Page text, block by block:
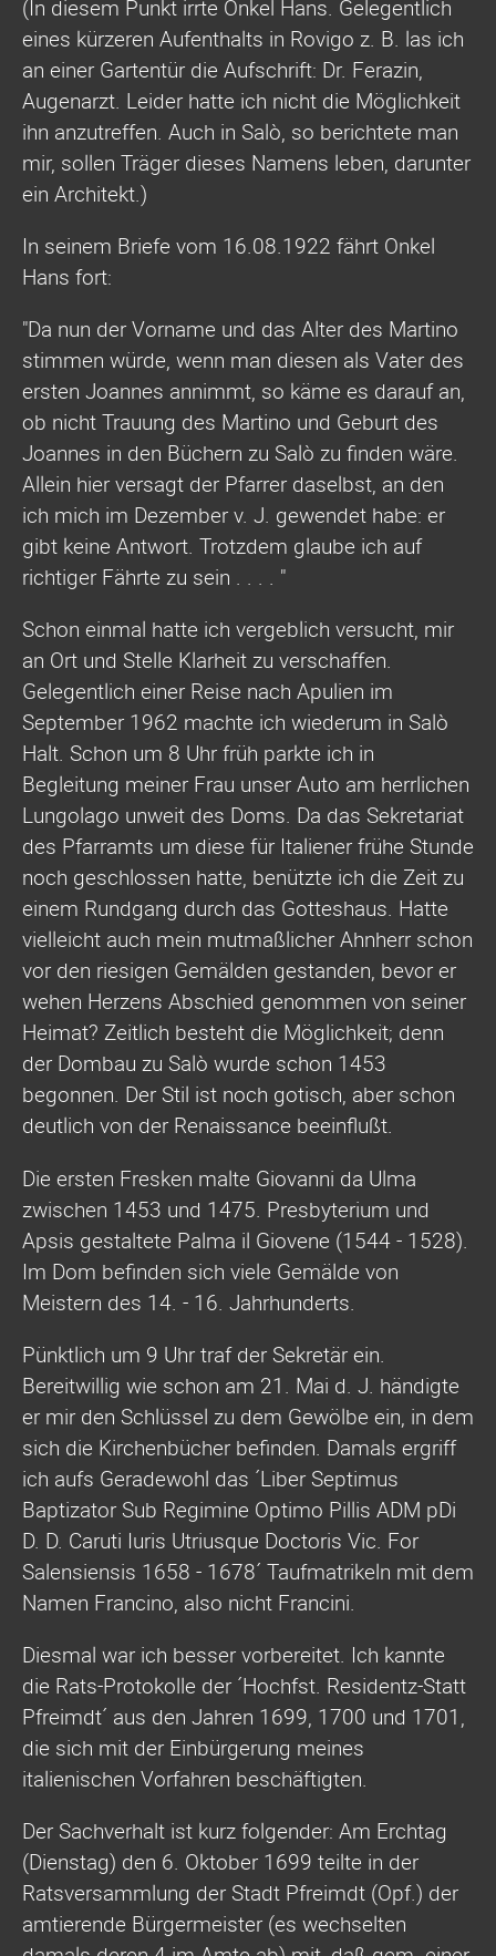
(In diesem Punkt irrte Onkel Hans. Gelegentlich
eines kürzeren Aufenthalts in Rovigo z. B. las ich
an einer Gartentür die Aufschrift: Dr. Ferazin,
Augenarzt. Leider hatte ich nicht die Möglichkeit
ihn anzutreffen. Auch in Salò, so berichtete man
mir, sollen Träger dieses Namens leben, darunter
ein Architekt.)
In seinem Briefe vom 16.08.1922 fährt Onkel
Hans fort:
"Da nun der Vorname und das Alter des Martino
stimmen würde, wenn man diesen als Vater des
ersten Joannes annimmt, so käme es darauf an,
ob nicht Trauung des Martino und Geburt des
Joannes in den Büchern zu Salò zu finden wäre.
Allein hier versagt der Pfarrer daselbst, an den
ich mich im Dezember v. J. gewendet habe: er
gibt keine Antwort. Trotzdem glaube ich auf
richtiger Fährte zu sein . . . . "
Schon einmal hatte ich vergeblich versucht, mir
an Ort und Stelle Klarheit zu verschaffen.
Gelegentlich einer Reise nach Apulien im
September 1962 machte ich wiederum in Salò
Halt. Schon um 8 Uhr früh parkte ich in
Begleitung meiner Frau unser Auto am herrlichen
Lungolago unweit des Doms. Da das Sekretariat
des Pfarramts um diese für Italiener frühe Stunde
noch geschlossen hatte, benützte ich die Zeit zu
einem Rundgang durch das Gotteshaus. Hatte
vielleicht auch mein mutmaßlicher Ahnherr schon
vor den riesigen Gemälden gestanden, bevor er
wehen Herzens Abschied genommen von seiner
Heimat? Zeitlich besteht die Möglichkeit; denn
der Dombau zu Salò wurde schon 1453
begonnen. Der Stil ist noch gotisch, aber schon
deutlich von der Renaissance beeinflußt.
Die ersten Fresken malte Giovanni da Ulma
zwischen 1453 und 1475. Presbyterium und
Apsis gestaltete Palma il Giovene (1544 - 1528).
Im Dom befinden sich viele Gemälde von
Meistern des 14. - 16. Jahrhunderts.
Pünktlich um 9 Uhr traf der Sekretär ein.
Bereitwillig wie schon am 21. Mai d. J. händigte
er mir den Schlüssel zu dem Gewölbe ein, in dem
sich die Kirchenbücher befinden. Damals ergriff
ich aufs Geradewohl das ´Liber Septimus
Baptizator Sub Regimine Optimo Pillis ADM pDi
D. D. Caruti Iuris Utriusque Doctoris Vic. For
Salensiensis 1658 - 1678´ Taufmatrikeln mit dem
Namen Francino, also nicht Francini.
Diesmal war ich besser vorbereitet. Ich kannte
die Rats-Protokolle der ´Hochfst. Residentz-Statt
Pfreimdt´ aus den Jahren 1699, 1700 und 1701,
die sich mit der Einbürgerung meines
italienischen Vorfahren beschäftigten.
Der Sachverhalt ist kurz folgender: Am Erchtag
(Dienstag) den 6. Oktober 1699 teilte in der
Ratsversammlung der Stadt Pfreimdt (Opf.) der
amtierende Bürgermeister (es wechselten